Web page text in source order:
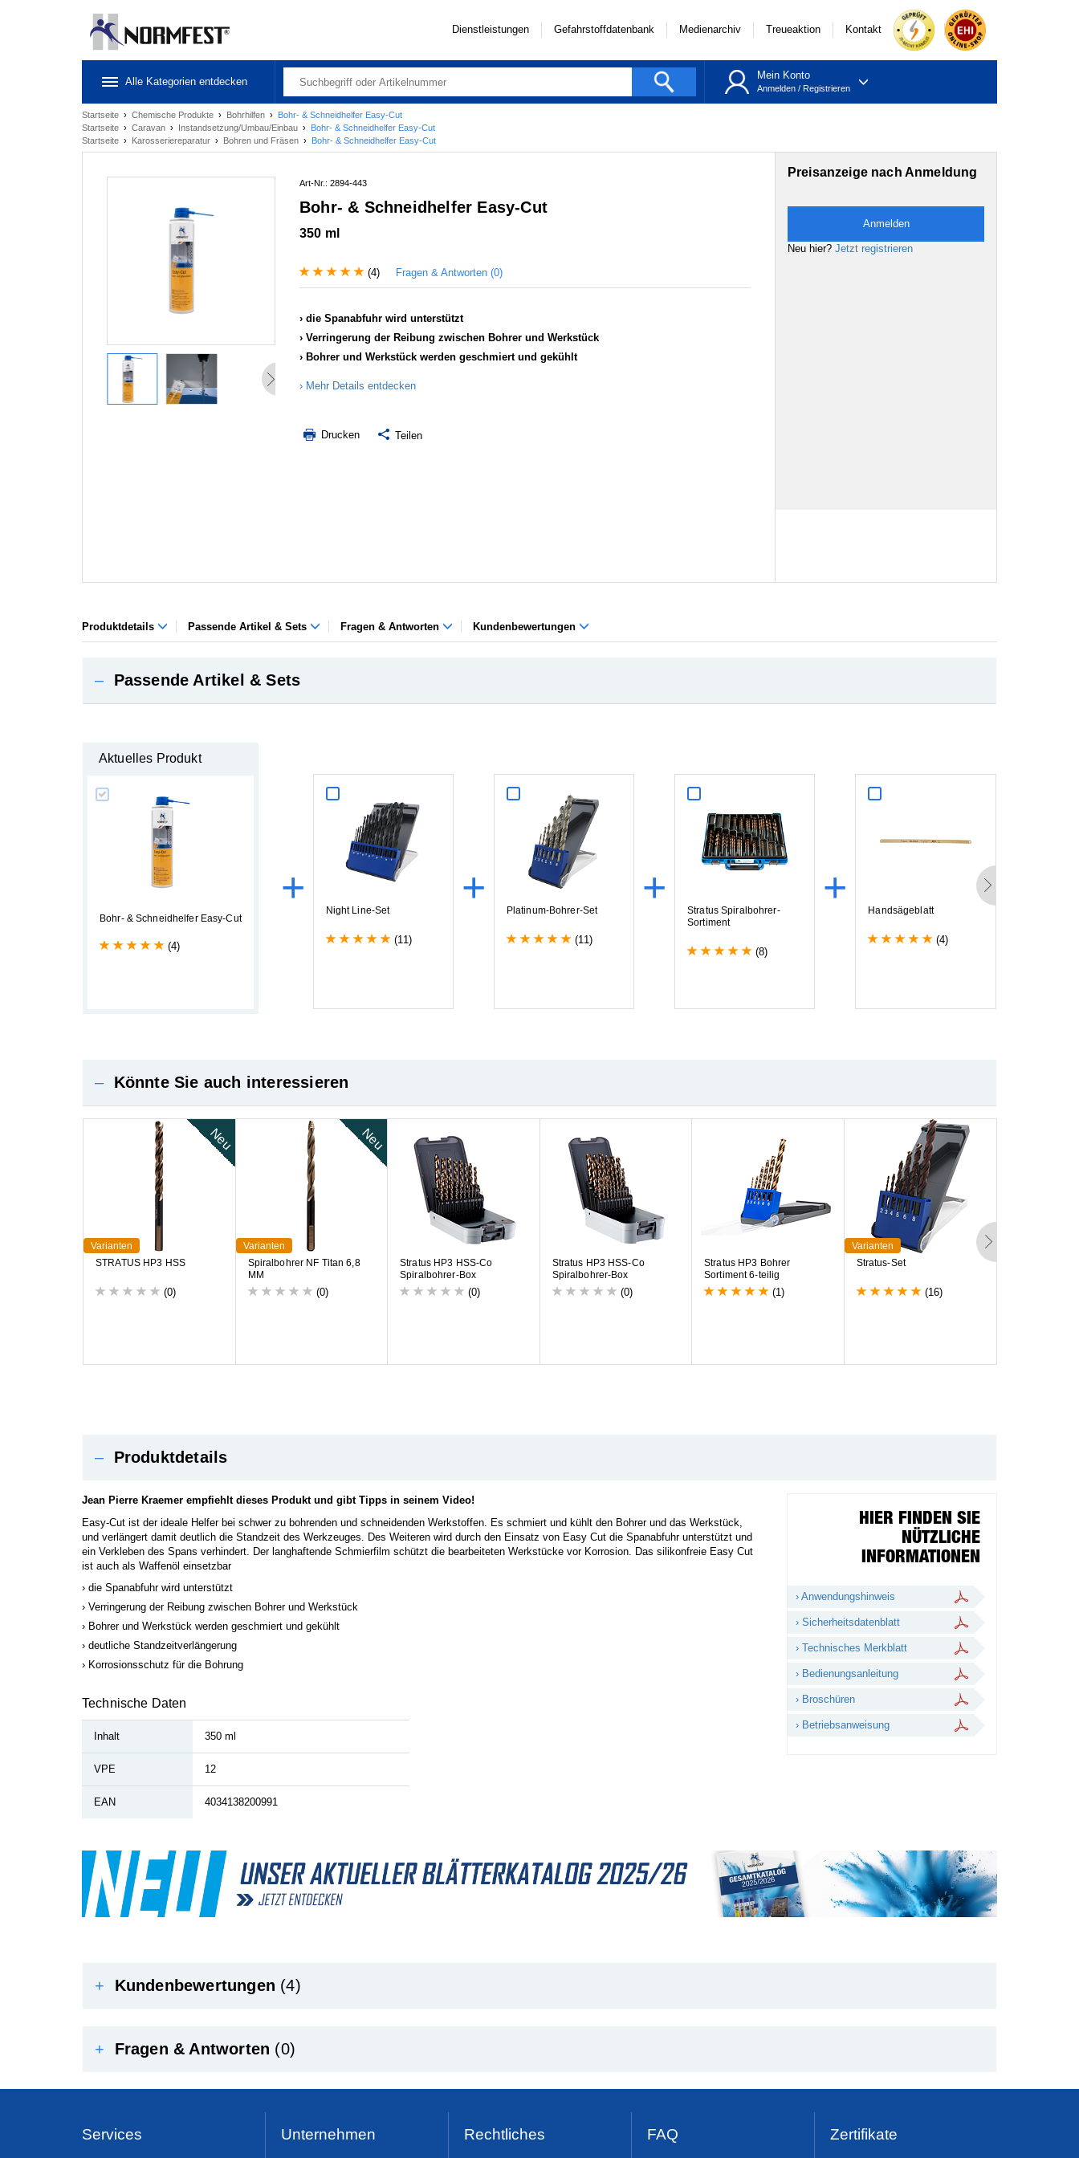
Dienstleistungen Gefahrstoffdatenbank Medienarchiv Treueaktion Kontakt
Alle Kategorien entdecken
Mein Konto
Anmelden / Registrieren
Startseite › Chemische Produkte › Bohrhilfen › Bohr- & Schneidhelfer Easy-Cut
Startseite › Caravan › Instandsetzung/Umbau/Einbau › Bohr- & Schneidhelfer Easy-Cut
Startseite › Karosseriereparatur › Bohren und Fräsen › Bohr- & Schneidhelfer Easy-Cut
Art-Nr.: 2894-443
Bohr- & Schneidhelfer Easy-Cut
350 ml
(4) Fragen & Antworten (0)
die Spanabfuhr wird unterstützt
Verringerung der Reibung zwischen Bohrer und Werkstück
Bohrer und Werkstück werden geschmiert und gekühlt
Mehr Details entdecken
Drucken Teilen
Preisanzeige nach Anmeldung
Anmelden
Neu hier? Jetzt registrieren
Produktdetails Passende Artikel & Sets Fragen & Antworten Kundenbewertungen
– Passende Artikel & Sets
Aktuelles Produkt
Bohr- & Schneid he lfer Easy-Cut
(4)
+ Night Line-Set
(11)
+ Platinum-Bohrer-Set
(11)
+ Stratus Spiral bohrer-
Sortiment
(8)
+ Handsägeb att
(4)
– Könnte Sie auch interessieren
Varianten
Neu
STRATUS H P3 HSS
(0)
Varianten
Neu
Spira bohrer N F Titan 6,8
M M
(0)
Stratus H P3 HSS-Co
Spiral bohrer-Box
(0)
Stratus H P3 HSS-Co
Spira bohrer-Box
(0)
Stratus H P3 Bohrer
Sortiment 6-tei ig
(1)
Varianten
Stratus-Set
(16)
– Produktdetails
Jean Pierre Kraemer empfiehlt dieses Produkt und gibt Tipps in seinem Video!
Easy-Cut ist der ideale Helfer bei schwer zu bohrenden und schneidenden Werkstoffen. Es schmiert und kühlt den Bohrer und das Werkstück,
und verlängert damit deutlich die Standzeit des Werkzeuges. Des Weiteren wird durch den Einsatz von Easy Cut die Spanabfuhr unterstützt und
ein Verkleben des Spans verhindert. Der langhaftende Schmierfilm schützt die bearbeiteten Werkstücke vor Korrosion. Das silikonfreie Easy Cut
ist auch als Waffenöl einsetzbar
die Spanabfuhr wird unterstützt
Verringerung der Reibung zwischen Bohrer und Werkstück
Bohrer und Werkstück werden geschmiert und gekühlt
deutliche Standzeitverlängerung
Korrosionsschutz für die Bohrung
Technische Daten
Inhalt 350 ml
VPE 12
EAN 4034138200991
HIER FINDEN SIE
NÜTZLICHE
INFORMATIONEN
› Anwendungshinweis
› Sicherheitsdatenblatt
› Technisches Merkblatt
› Bedienungsanleitung
› Broschüren
› Betriebsanweisung
+ Kundenbewertungen (4)
+ Fragen & Antworten (0)
Services Unternehmen Rechtliches FAQ Zertifikate